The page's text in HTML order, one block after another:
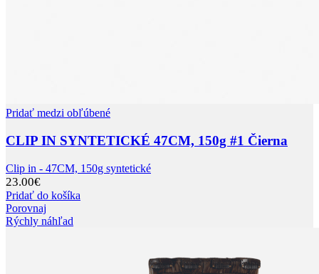
Pridať medzi obľúbené
CLIP IN SYNTETICKÉ 47CM, 150g #1 Čierna
Clip in - 47CM, 150g syntetické
23.00€
Pridať do košíka
Porovnaj
Rýchly náhľad